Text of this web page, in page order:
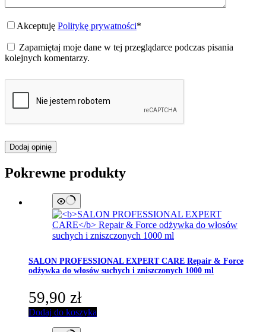
Akceptuję Politykę prywatności*
Zapamiętaj moje dane w tej przeglądarce podczas pisania
kolejnych komentarzy.
Dodaj opinię
Pokrewne produkty
SALON PROFESSIONAL EXPERT CARE Repair & Force
odżywka do włosów suchych i zniszczonych 1000 ml
59,90 zł
Dodaj do koszyka